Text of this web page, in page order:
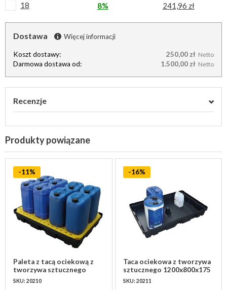
18
8% 241,96 zł
Dostawa Więcej informacji
Koszt dostawy: 250,00 zł Netto
Darmowa dostawa od: 1.500,00 zł Netto
Recenzje
Produkty powiązane
-11%
Paleta z tacą ociekową z
tworzywa sztucznego
1200x800x175 mm z kratką
SKU: 20210
-16%
Taca ociekowa z tworzywa
sztucznego 1200x800x175
mm - bez rusztu
SKU: 20211